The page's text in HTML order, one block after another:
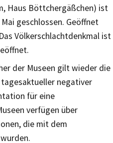
Haus Böttchergäßchen) ist
geschlossen. Geöffnet
Völkerschlachtdenkmal ist
der Museen gilt wieder die
negativer
für eine
verfügen über
die mit dem